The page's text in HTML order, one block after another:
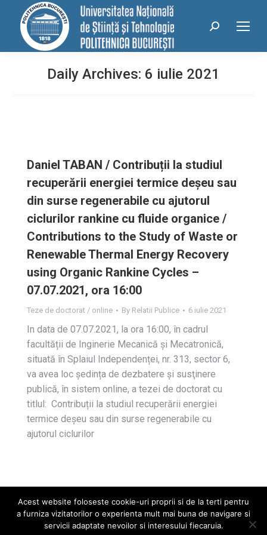
conținut
Search:
Daily Archives: 6 iulie 2021
Daniel TABAN / Contribuții la studiul
recuperării energiei termice deșeu sau
din surse regenerabile cu ajutorul
ciclurilor rankine cu fluide organice /
Contributions to the Study of Waste or
Renewable Thermal Energy Recovery
using Organic Rankine Cycles –
07.07.2021, ora 16:00
Teze de doctorat / online By Relatii Publice 6 iulie 2021
In data de 07.07.2021, la ora 16:00, în cadrul
facultății de Inginerie Mecanică și Mecatronică,
situată în Splaiul Independenței, nr. 313, sector 6,
va avea loc ședința de dezbatere și susţinere
publică, în sistem online, a tezei de doctorat cu
titlul: Contribuții la studiul recuperării energiei
termice deșeu sau din surse regenerabile cu
ajutorul ciclurilor
Acest website foloseste cookie-uri proprii si de la terti pentru
a furniza vizitatorilor o experienta mult mai buna de navigare si
servicii adaptate nevoilor si interesului fiecaruia.